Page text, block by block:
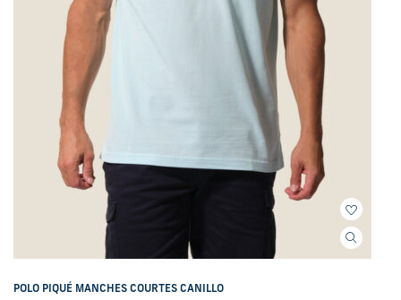
POLO PIQUÉ MANCHES COURTES CANILLO